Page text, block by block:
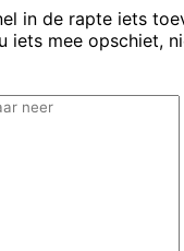
in de rapte iets
mee opschiet,